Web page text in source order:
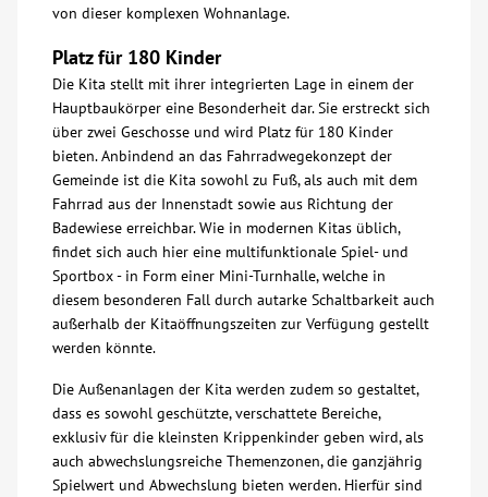
von dieser komplexen Wohnanlage.
Platz für 180 Kinder
Die Kita stellt mit ihrer integrierten Lage in einem der
Hauptbaukörper eine Besonderheit dar. Sie erstreckt sich
über zwei Geschosse und wird Platz für 180 Kinder
bieten. Anbindend an das Fahrradwegekonzept der
Gemeinde ist die Kita sowohl zu Fuß, als auch mit dem
Fahrrad aus der Innenstadt sowie aus Richtung der
Badewiese erreichbar. Wie in modernen Kitas üblich,
findet sich auch hier eine multifunktionale Spiel- und
Sportbox - in Form einer Mini-Turnhalle, welche in
diesem besonderen Fall durch autarke Schaltbarkeit auch
außerhalb der Kitaöffnungszeiten zur Verfügung gestellt
werden könnte.
Die Außenanlagen der Kita werden zudem so gestaltet,
dass es sowohl geschützte, verschattete Bereiche,
exklusiv für die kleinsten Krippenkinder geben wird, als
auch abwechslungsreiche Themenzonen, die ganzjährig
Spielwert und Abwechslung bieten werden. Hierfür sind